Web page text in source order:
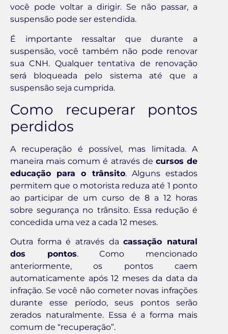
você pode voltar a dirigir. Se não passar, a
suspensão pode ser estendida.
É importante ressaltar que durante a
suspensão, você também não pode renovar
sua CNH. Qualquer tentativa de renovação
será bloqueada pelo sistema até que a
suspensão seja cumprida.
Como recuperar pontos
perdidos
A recuperação é possível, mas limitada. A
maneira mais comum é através de cursos de
educação para o trânsito. Alguns estados
permitem que o motorista reduza até 1 ponto
ao participar de um curso de 8 a 12 horas
sobre segurança no trânsito. Essa redução é
concedida uma vez a cada 12 meses.
Outra forma é através dacassação natural
dos pontos. Como mencionado
anteriormente, os pontos caem
automaticamente após 12 meses da data da
infração. Se você não cometer novas infrações
durante esse período, seus pontos serão
zerados naturalmente. Essa é a forma mais
comum de “recuperação”.